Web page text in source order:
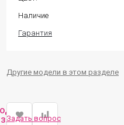
Наличие
Гарантия
Другие модели в этом разделе
ЗАМЕНУ
Задать вопрос